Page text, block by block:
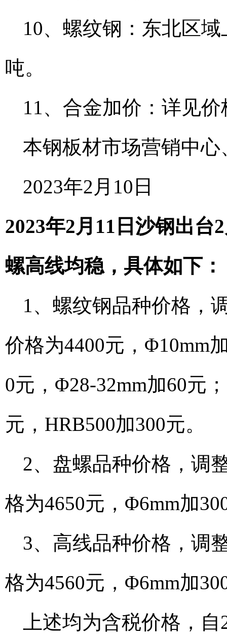
10、螺纹钢：东北区
吨。
11、合金加价：详见价
本钢板材市场营销中
2023年2月10日
2023年2月11日沙钢出
螺高线均稳，具体如下：
1、螺纹钢品种价格，
价格为4400元，Φ10mm
0元，Φ28-32mm加60元
元，HRB500加300元。
2、盘螺品种价格，调
格为4650元，Φ6mm加
3、高线品种价格，调
格为4560元，Φ6mm加
上述均为含税价格，